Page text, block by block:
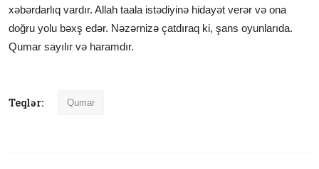
xəbərdarlıq vardır. Allah taala istədiyinə hidayət verər və ona
doğru yolu bəxş edər. Nəzərnizə çatdıraq ki, şans oyunlarıda.
Qumar sayılır və haramdır.
Teqlər: Qumar